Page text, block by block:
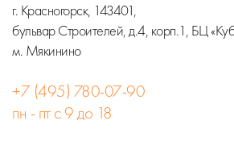
г. Красногорск, 143401,
бульвар Строителей, д.4, корп.1, БЦ
м. Мякинино
+7 (495) 780-07-90
пн - пт с 9 до 18